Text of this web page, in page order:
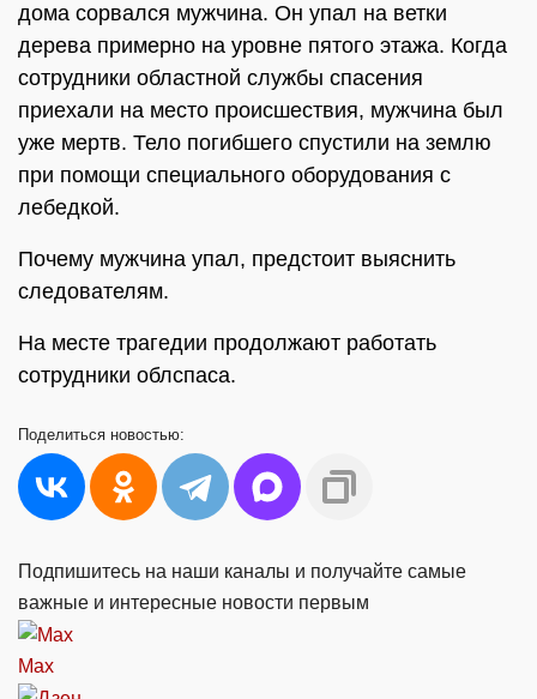
дома сорвался мужчина. Он упал на ветки
дерева примерно на уровне пятого этажа. Когда
сотрудники областной службы спасения
приехали на место происшествия, мужчина был
уже мертв. Тело погибшего спустили на землю
при помощи специального оборудования с
лебедкой.
Почему мужчина упал, предстоит выяснить
следователям.
На месте трагедии продолжают работать
сотрудники облспаса.
Поделиться новостью:
Подпишитесь на наши каналы и получайте самые
важные и интересные новости первым
Max